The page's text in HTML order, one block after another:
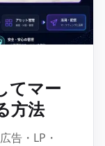
てマー
方法
告・LP・